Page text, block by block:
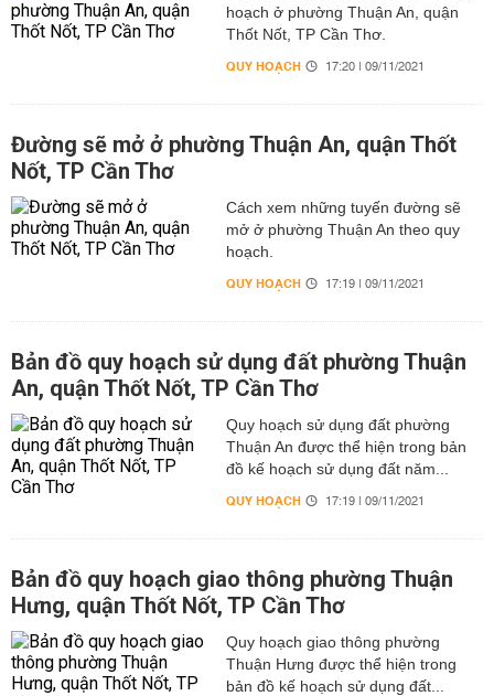
hoạch ở phường Thuận An, quận
Thốt Nốt, TP Cần Thơ.
QUY HOẠCH 17:20 | 09/11/2021
Đường sẽ mở ở phường Thuận An, quận Thốt
Nốt, TP Cần Thơ
Cách xem những tuyến đường sẽ
mở ở phường Thuận An theo quy
hoạch.
QUY HOẠCH 17:19 | 09/11/2021
Bản đồ quy hoạch sử dụng đất phường Thuận
An, quận Thốt Nốt, TP Cần Thơ
Quy hoạch sử dụng đất phường
Thuận An được thể hiện trong bản
đồ kế hoạch sử dụng đất năm...
QUY HOẠCH 17:19 | 09/11/2021
Bản đồ quy hoạch giao thông phường Thuận
Hưng, quận Thốt Nốt, TP Cần Thơ
Quy hoạch giao thông phường
Thuận Hưng được thể hiện trong
bản đồ kế hoạch sử dụng đất...